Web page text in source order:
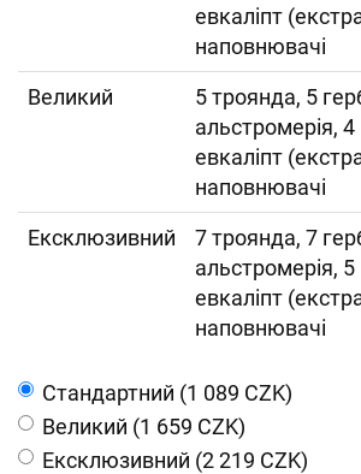
евкаліпт
наповнювачі
Великий
5 троянда, 5
альстромерія, 4
евкаліпт
наповнювачі
Ексклюзивний
7 троянда, 7
альстромерія, 5
евкаліпт
наповнювачі
Cтандартний (1 089 CZK)
Великий (1 659 CZK)
Ексклюзивний (2 219 CZK)